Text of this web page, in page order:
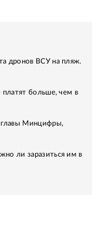
дронов ВСУ на пляж.
платят больше, чем в
Минцифры,
ли заразиться им в